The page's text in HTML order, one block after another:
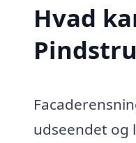
Hvad
udseendet og